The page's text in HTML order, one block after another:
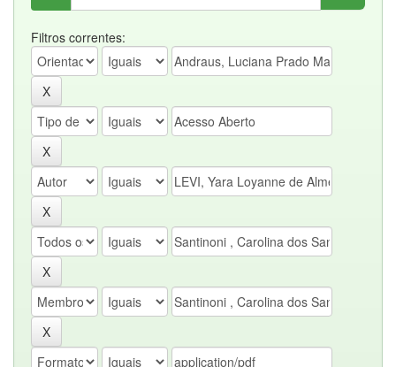
Filtros correntes: